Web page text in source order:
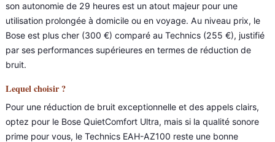
son autonomie de 29 heures est un atout majeur pour une
utilisation prolongée à domicile ou en voyage. Au niveau prix, le
Bose est plus cher (300 €) comparé au Technics (255 €), justifié
par ses performances supérieures en termes de réduction de
bruit.
Lequel choisir ?
Pour une réduction de bruit exceptionnelle et des appels clairs,
optez pour le Bose QuietComfort Ultra, mais si la qualité sonore
prime pour vous, le Technics EAH-AZ100 reste une bonne